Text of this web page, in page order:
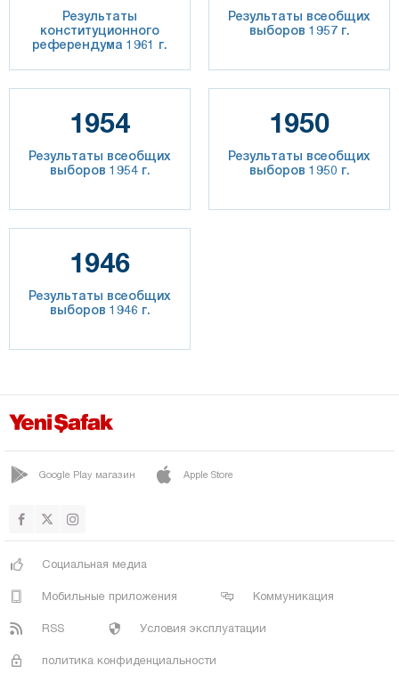
Результаты
конституционного
референдума 1961 г.
Результаты всеобщих
выборов 1957 г.
1954
Результаты всеобщих
выборов 1954 г.
1950
Результаты всеобщих
выборов 1950 г.
1946
Результаты всеобщих
выборов 1946 г.
Google Play магазин Apple Store
Социальная медиа
Мобильные приложения Коммуникация
RSS Условия эксплуатации
политика конфиденциальности